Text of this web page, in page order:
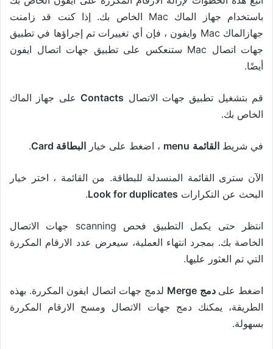
باستخدام جهاز الماك Mac الخاص بك. إذا كنت قد زامنت
جهازالماك Mac وايفون ، فإن أي تغييرات تم إجراؤها في تطبيق
جهات اتصال Mac ستنعكس على تطبيق جهات اتصال ايفون
أيضًا.
قم بتشغيل تطبيق جهات الاتصال Contacts على جهاز الماك
الخاص بك.
في شريط القائمة menu ، اضغط على خيار البطاقة Card .
الآن سترى القائمة المنسدلة للبطاقة. من القائمة ، اختر خيار
البحث عن التكرارات Look for duplicates
.
انتظر حتى يكمل التطبيق فحص scanning جهات الاتصال
الخاصة بك. بمجرد انتهاء العملية، سيعرض عدد الارقام المكررة
التي تم العثور عليها.
اضغط على دمج Merge
لدمج جهات اتصال ايفون المكررة. بهذه
الطريقة، يمكنك دمج جهات الاتصال ومسح الارقام المكررة
بسهولة.